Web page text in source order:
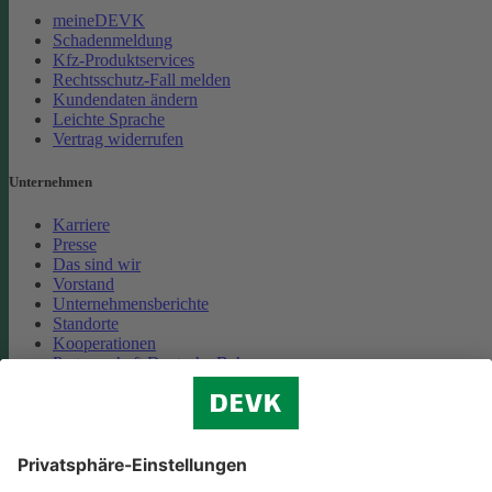
meineDEVK
Schadenmeldung
Kfz-Produktservices
Rechtsschutz-Fall melden
Kundendaten ändern
Leichte Sprache
Vertrag widerrufen
Unternehmen
Karriere
Presse
Das sind wir
Vorstand
Unternehmensberichte
Standorte
Kooperationen
Partnerschaft Deutsche Bahn